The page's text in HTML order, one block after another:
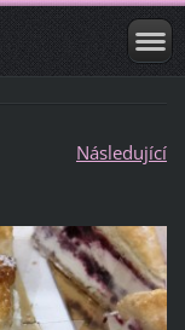
Následující